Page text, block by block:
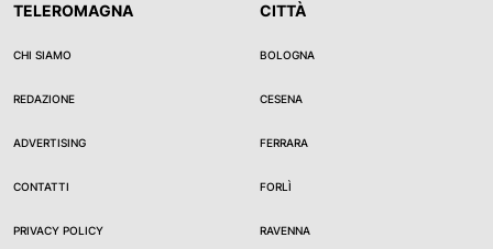
TELEROMAGNA
CHI SIAMO
REDAZIONE
ADVERTISING
CONTATTI
PRIVACY POLICY
CITTÀ
BOLOGNA
CESENA
FERRARA
FORLÌ
RAVENNA